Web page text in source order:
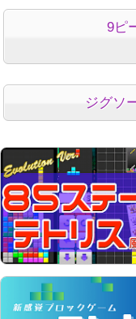
9ピ
ジグソ